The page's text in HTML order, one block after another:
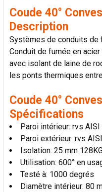
TOUT
SÉLECTIONNER
AJOUTER
LA
Coude 40°
Description
Systèmes de conduits de
Conduit de fumée en
avec isolant de laine de
les ponts thermiques
Coude 40°
Spécifications
Paroi intérieur: rvs AISI
Paroi extérieur: rvs
Isolation: 25 mm
Utilisation: 600° en
Testé à: 1000 degrés
Diamètre intérieur: 80